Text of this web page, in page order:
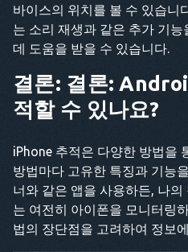
바이스의 위치를 볼 수 있습니
는 소리 재생과 같은 추가 기
데 도움을 받을 수 있습니다.
결론: 결론:
적할 수 있나요?
iPhone 추적은 다양한 방법을
방법마다 고유한 특징과 기능
너와 같은 앱을 사용하든, 나
는 여전히 아이폰을 모니터링
법의 장단점을 고려하여 정보